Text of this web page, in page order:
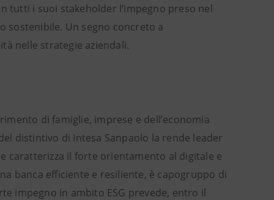
tutti i suoi stakeholder l’impegno preso nel
Un segno concreto a
nelle strategie aziendali.
di famiglie, imprese e dell’economia
distintivo di Intesa Sanpaolo la rende leader
caratterizza il forte orientamento al digitale e
banca efficiente e resiliente, è capogruppo di
impegno in ambito ESG prevede, entro il